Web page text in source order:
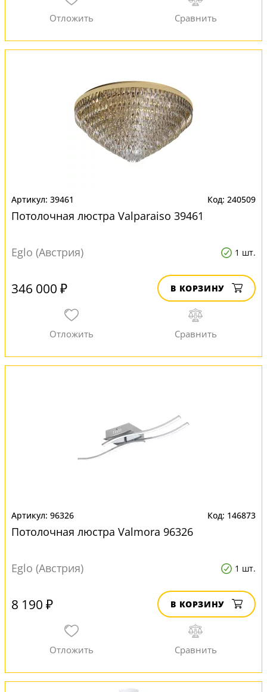
39461 240509
Потолочная люстра Valparaiso 39461
Eglo (Австрия) 1 шт.
346 000 ₽ В КОРЗИНУ
96326 146873
Потолочная люстра Valmora 96326
Eglo (Австрия) 1 шт.
8 190 ₽ В КОРЗИНУ